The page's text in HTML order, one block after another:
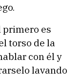
primero es
torso de la
con él y
lavando